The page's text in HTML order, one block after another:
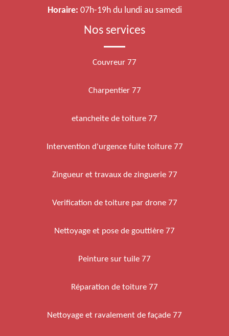
Horaire: 07h-19h du lundi au samedi
Nos services
Couvreur 77
Charpentier 77
etancheite de toiture 77
Intervention d'urgence fuite toiture 77
Zingueur et travaux de zinguerie 77
Verification de toiture par drone 77
Nettoyage et pose de gouttière 77
Peinture sur tuile 77
Réparation de toiture 77
Nettoyage et ravalement de façade 77